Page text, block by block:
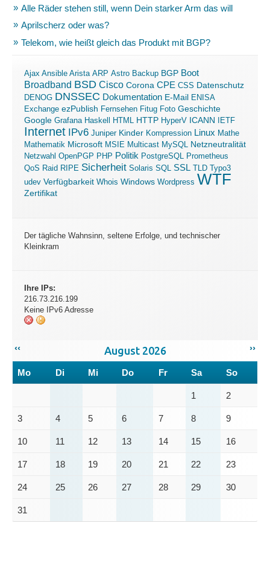
Alle Räder stehen still, wenn Dein starker Arm das will
Aprilscherz oder was?
Telekom, wie heißt gleich das Produkt mit BGP?
Ajax Ansible Arista ARP Astro Backup BGP Boot
Broadband BSD Cisco Corona CPE CSS Datenschutz
DENOG DNSSEC Dokumentation E-Mail ENISA
Exchange ezPublish Fernsehen Fitug Foto Geschichte
Google Grafana Haskell HTML HTTP HyperV ICANN IETF
Internet IPv6 Juniper Kinder Kompression Linux Mathe
Mathematik Microsoft MSIE Multicast MySQL Netzneutralität
Netzwahl OpenPGP PHP Politik PostgreSQL Prometheus
QoS Raid RIPE Sicherheit Solaris SQL SSL TLD Typo3
udev Verfügbarkeit Whois Windows Wordpress WTF
Zertifikat
Der tägliche Wahnsinn, seltene Erfolge, und technischer
Kleinkram
Ihre IPs:
216.73.216.199
Keine IPv6 Adresse
‹‹ ››
August 2026
Mo Di Mi Do Fr Sa So
1 2
3 4 5 6 7 8 9
10 11 12 13 14 15 16
17 18 19 20 21 22 23
24 25 26 27 28 29 30
31